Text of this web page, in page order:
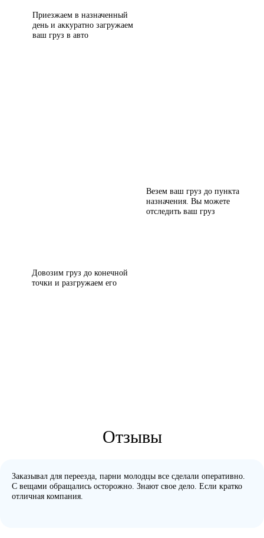
Приезжаем в назначенный
день и аккуратно загружаем
ваш груз в авто
Везем ваш груз до пункта
назначения. Вы можете
отследить ваш груз
Довозим груз до конечной
точки и разгружаем его
Отзывы
Заказывал для переезда, парни молодцы все сделали оперативно.
С вещами обращались осторожно. Знают свое дело. Если кратко
отличная компания.